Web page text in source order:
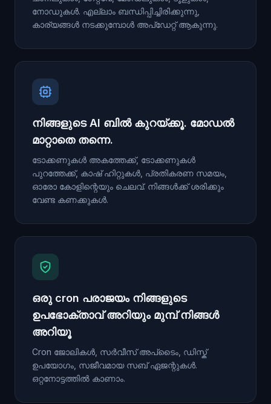
നോഡുകൾ. എല്ലാം ബന്ധിപ്പിച്ചിരിക്കുന്നു,
കാര്യങ്ങൾ നടക്കുമ്പോൾ അപ്ഡേറ്റ് ആകുന്നു.
നിങ്ങളുടെ AI ബിൽ കുറയ്ക്കൂ. മോഡൽ
മാറ്റാതെ തന്നെ.
ടോക്കണുകൾ അകത്തേക്ക്, ടോക്കണുകൾ
പുറത്തേക്ക്, കാഷ് ഹിറ്റുകൾ, പ്രതികരണ സമയം,
ഓരോ കോളിന്റെയും ചെലവ്. നിങ്ങൾക്ക് ശരിക്കും
വേണ്ട കണക്കുകൾ.
ഒരു cron പരാജയം നിങ്ങളുടെ
ഉപഭോക്താവ് അറിയും മുമ്പ് നിങ്ങൾ
അറിയൂ
Cron ജോലികൾ, സർവീസ് അപ്‌ടൈം, ഡിസ്ക്
ഉപയോഗം, സജീവമായ സബ് ഏജന്റുകൾ.
ഒറ്റനോട്ടത്തിൽ കാണാം.